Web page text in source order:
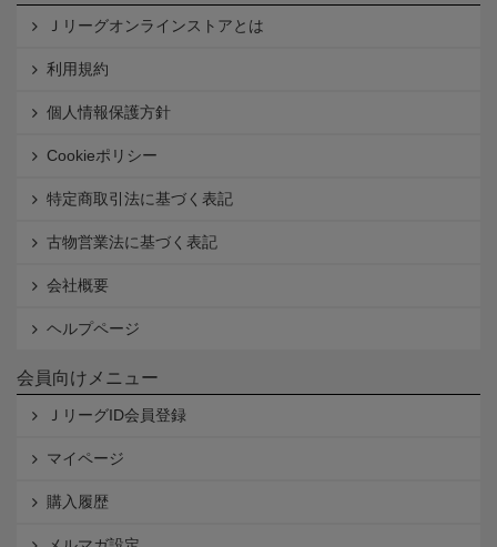
Ｊリーグオンラインストアとは
利用規約
個人情報保護方針
Cookieポリシー
特定商取引法に基づく表記
古物営業法に基づく表記
会社概要
ヘルプページ
会員向けメニュー
ＪリーグID会員登録
マイページ
購入履歴